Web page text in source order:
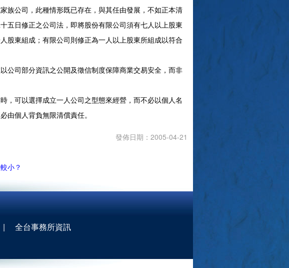
族公司，此種情形既已存在，與其任由發展，不如正本清
五日修正之公司法，即將股份有限公司須有七人以上股東
股東組成；有限公司則修正為一人以上股東所組成以符合
司部分資訊之公開及徵信制度保障商業交易安全，而非
可以選擇成立一人公司之型態來經營，而不必以個人名
由個人背負無限清償責任。
發佈日期：2005-04-21
小？
| 全台事務所資訊